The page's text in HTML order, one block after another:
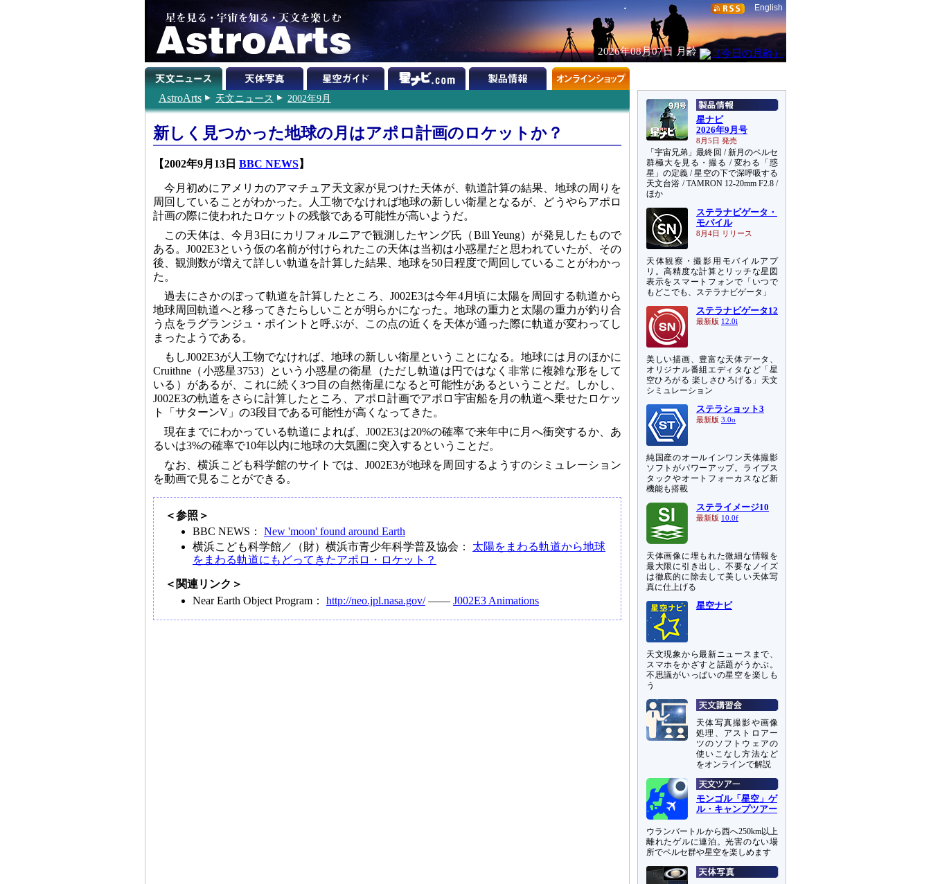
English
2026年08月07日 月齢
AstroArts 天文ニュース 2002年9月
新しく見つかった地球の月はアポロ計画のロケットか？
【2002年9月13日 BBC NEWS】
今月初めにアメリカのアマチュア天文家が見つけた天体が、軌道計算の結果、地球の周りを
周回していることがわかった。人工物でなければ地球の新しい衛星となるが、どうやらアポロ
計画の際に使われたロケットの残骸である可能性が高いようだ。
この天体は、今月3日にカリフォルニアで観測したヤング氏（Bill Yeung）が発見したもので
ある。J002E3という仮の名前が付けられたこの天体は当初は小惑星だと思われていたが、その
後、観測数が増えて詳しい軌道を計算した結果、地球を50日程度で周回していることがわかっ
た。
過去にさかのぼって軌道を計算したところ、J002E3は今年4月頃に太陽を周回する軌道から
地球周回軌道へと移ってきたらしいことが明らかになった。地球の重力と太陽の重力が釣り合
う点をラグランジュ・ポイントと呼ぶが、この点の近くを天体が通った際に軌道が変わってし
まったようである。
もしJ002E3が人工物でなければ、地球の新しい衛星ということになる。地球には月のほかに
Cruithne（小惑星3753）という小惑星の衛星（ただし軌道は円ではなく非常に複雑な形をして
いる）があるが、これに続く3つ目の自然衛星になると可能性があるということだ。しかし、
J002E3の軌道をさらに計算したところ、アポロ計画でアポロ宇宙船を月の軌道へ乗せたロケッ
ト「サターンV」の3段目である可能性が高くなってきた。
現在までにわかっている軌道によれば、J002E3は20%の確率で来年中に月へ衝突するか、あ
るいは3%の確率で10年以内に地球の大気圏に突入するということだ。
なお、横浜こども科学館のサイトでは、J002E3が地球を周回するようすのシミュレーション
を動画で見ることができる。
＜参照＞
BBC NEWS： New 'moon' found around Earth
横浜こども科学館／（財）横浜市青少年科学普及協会： 太陽をまわる軌道から地球
をまわる軌道にもどってきたアポロ・ロケット？
＜関連リンク＞
Near Earth Object Program： http://neo.jpl.nasa.gov/―― J002E3 Animations
星ナビ
2026年9月号
8月5日 発売
「宇宙兄弟」最終回 / 新月のペルセ
群極大を見る・撮る / 変わる「惑
星」の定義 / 星空の下で深呼吸する
天文台浴 / TAMRON 12-20mm F2.8 /
ほか
ステラナビゲータ・
モバイル
8月4日 リリース
天体観察・撮影用モバイルアプ
リ。高精度な計算とリッチな星図
表示をスマートフォンで「いつで
もどこでも、ステラナビゲータ」
ステラナビゲータ12
最新版 12.0i
美しい描画、豊富な天体データ、
オリジナル番組エディタなど「星
空ひろがる 楽しさひろげる」天文
シミュレーション
ステラショット3
最新版 3.0o
純国産のオールインワン天体撮影
ソフトがパワーアップ。ライブス
タックやオートフォーカスなど新
機能も搭載
ステライメージ10
最新版 10.0f
天体画像に埋もれた微細な情報を
最大限に引き出し、不要なノイズ
は徹底的に除去して美しい天体写
真に仕上げる
星空ナビ
天文現象から最新ニュースまで、
スマホをかざすと話題がうかぶ。
不思議がいっぱいの星空を楽しも
う
天体写真撮影や画像
処理、アストロアー
ツのソフトウェアの
使いこなし方法など
をオンラインで解説
モンゴル「星空」ゲ
ル・キャンプツアー
ウランバートルから西へ250km以上
離れたゲルに連泊。光害のない場
所でペルセ群や星空を楽しめます